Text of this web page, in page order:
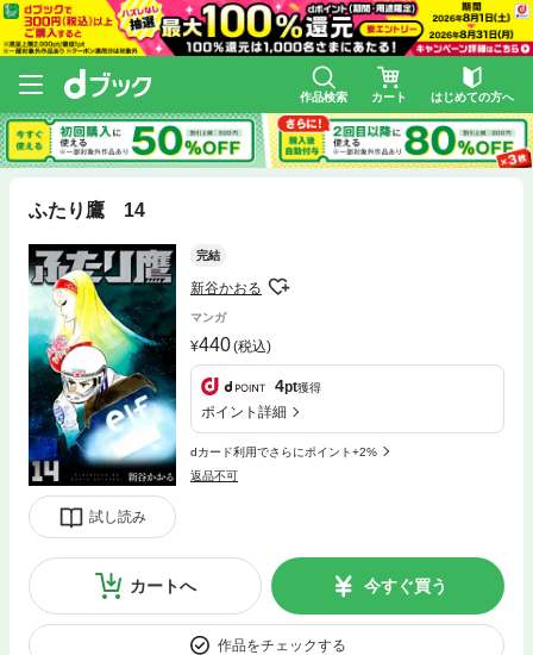
作品検索 カート はじめての方へ
ふたり鷹 14
試し読み
完結
新谷かおる
マンガ
440(税込)
4pt獲得
ポイント詳細
dカード利用でさらにポイント+2%
返品不可
カートへ 今すぐ買う
作品をチェックする